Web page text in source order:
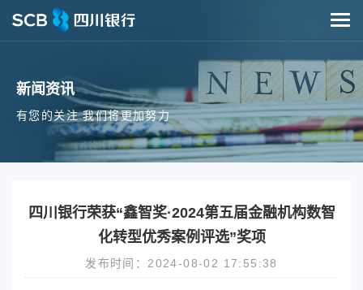
新闻资讯
有您的关注 我们将更加努力
四川银行荣获“鑫智奖·2024第五届金融机构数智
化转型优秀案例评选”奖项
发布时间：2024-08-02 17:55:38